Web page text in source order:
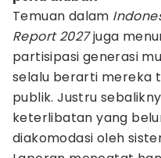
Temuan dalam
Report 2027juga
partisipasi generasi
selalu berarti mereka
publik. Justru
keterlibatan yang
diakomodasi oleh